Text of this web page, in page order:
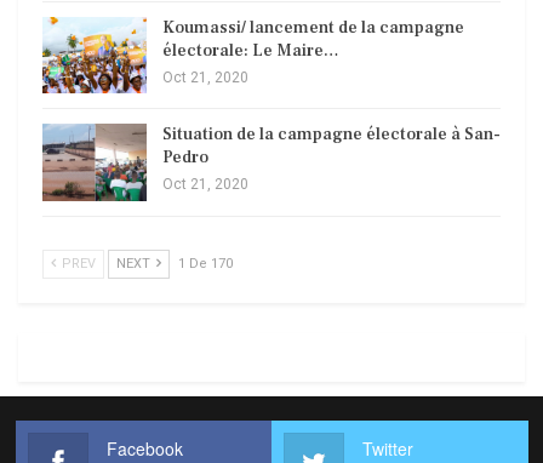
Koumassi/ lancement de la campagne
électorale: Le Maire…
Oct 21, 2020
Situation de la campagne électorale à San-
Pedro
Oct 21, 2020
PREV NEXT 1 De 170
Facebook Twitter